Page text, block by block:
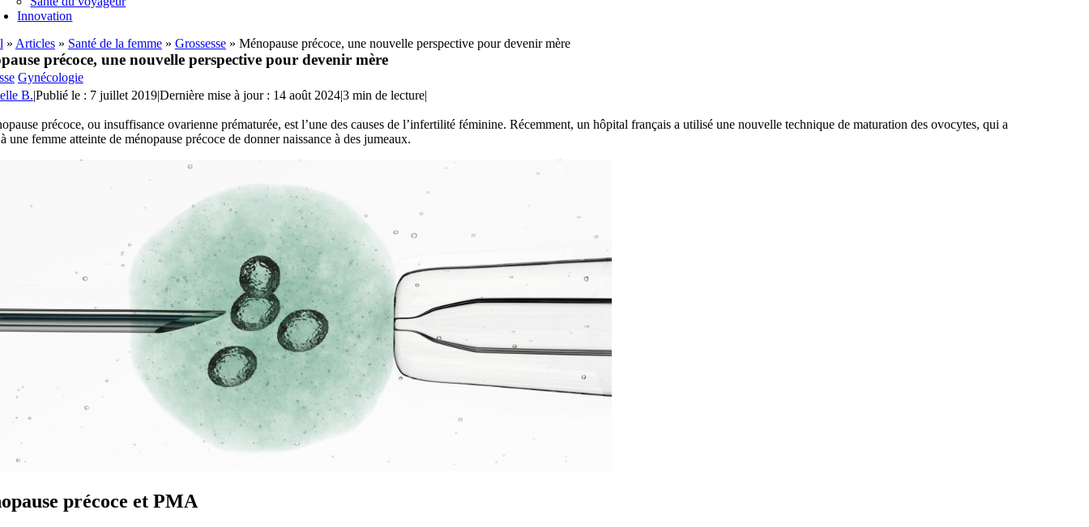
Innovation
» Articles» Santé de la femme» Grossesse» Ménopause précoce, une nouvelle perspective pour devenir mère
précoce, une nouvelle perspective pour devenir mère
Gynécologie
B.|Publié le : 7 juillet 2019|Dernière mise à jour : 14 août 2024|3 min de lecture|
précoce, ou insuffisance ovarienne prématurée, est l’une des causes de l’infertilité féminine. Récemment, un hôpital français a utilisé une nouvelle technique de maturation des ovocytes, qui a
une femme atteinte de ménopause précoce de donner naissance à des jumeaux.
précoce et PMA